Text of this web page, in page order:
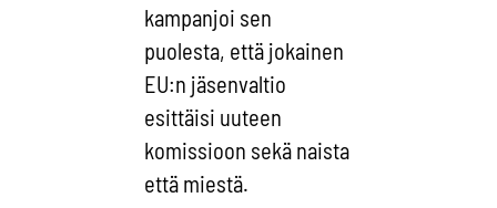
kampanjoi sen
puolesta, että jokainen
EU:n jäsenvaltio
esittäisi uuteen
komissioon sekä naista
että miestä.